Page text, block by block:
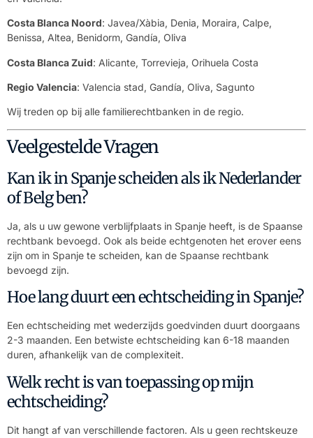
Costa Blanca Noord: Javea/Xàbia, Denia, Moraira, Calpe,
Benissa, Altea, Benidorm, Gandía, Oliva
Costa Blanca Zuid: Alicante, Torrevieja, Orihuela Costa
Regio Valencia: Valencia stad, Gandía, Oliva, Sagunto
Wij treden op bij alle familierechtbanken in de regio.
Veelgestelde Vragen
Kan ik in Spanje scheiden als ik Nederlander
of Belg ben?
Ja, als u uw gewone verblijfplaats in Spanje heeft, is de Spaanse
rechtbank bevoegd. Ook als beide echtgenoten het erover eens
zijn om in Spanje te scheiden, kan de Spaanse rechtbank
bevoegd zijn.
Hoe lang duurt een echtscheiding in Spanje?
Een echtscheiding met wederzijds goedvinden duurt doorgaans
2-3 maanden. Een betwiste echtscheiding kan 6-18 maanden
duren, afhankelijk van de complexiteit.
Welk recht is van toepassing op mijn
echtscheiding?
Dit hangt af van verschillende factoren. Als u geen rechtskeuze